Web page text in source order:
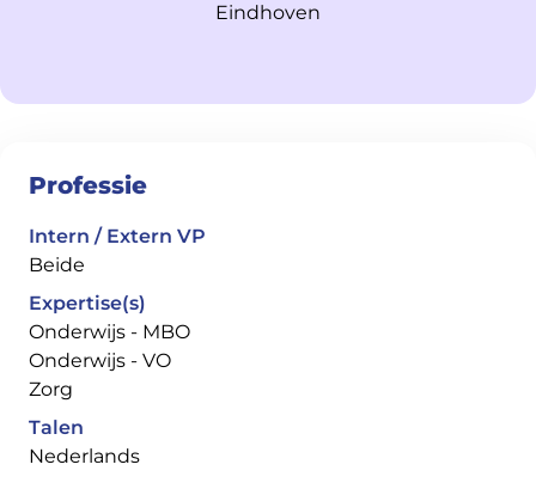
Eindhoven
Professie
Intern / Extern VP
Beide
Expertise(s)
Onderwijs - MBO
Onderwijs - VO
Zorg
Talen
Nederlands